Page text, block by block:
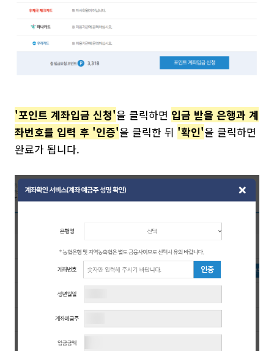
'포인트 계좌입금 신청'을 클릭하면 입금 받을 은행과 계
좌번호를 입력 후 '인증'을 클릭한 뒤 '확인'을 클릭하면
완료가 됩니다.